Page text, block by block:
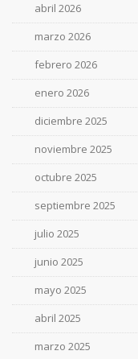
abril 2026
marzo 2026
febrero 2026
enero 2026
diciembre 2025
noviembre 2025
octubre 2025
septiembre 2025
julio 2025
junio 2025
mayo 2025
abril 2025
marzo 2025